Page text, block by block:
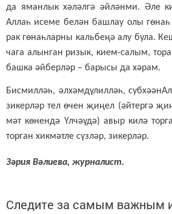
да яман­лык хә­ләл­гә әй­лән­ми. Әле
Ал­лаһ исе­ме бе­лән баш­лау олы
рак гө­наһ­лар­ны каль­бе­ңә алу бу­ла.
ча­га алын­ган ри­зык, ки­ем-са­лым,
баш­ка әй­бер­ләр – ба­ры­сы да хә­рам.
Бис­мил­ләһ, әл­хәм­дү­лил­ләһ,
зи­кер­ләр тел өчен җи­ңел (әй­тер­гә
мәт кө­нен­дә Үл­чә­ү­дә) авыр ки­лә
тор­ган хик­мәт­ле сүз­ләр, зи­кер­ләр.
Зә­рия Вә­ли­е­ва, жур­на­лист.
Следите за самым важным